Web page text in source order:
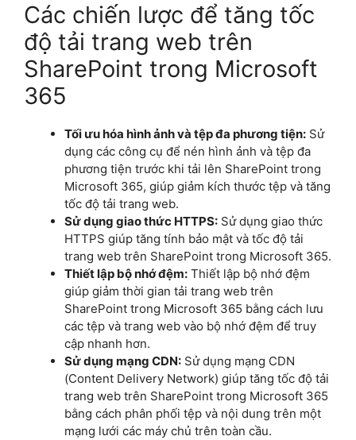
Các chiến lược để tăng tốc
độ tải trang web trên
SharePoint trong Microsoft
365
Tối ưu hóa hình ảnh và tệp đa phương tiện: Sử
dụng các công cụ để nén hình ảnh và tệp đa
phương tiện trước khi tải lên SharePoint trong
Microsoft 365, giúp giảm kích thước tệp và tăng
tốc độ tải trang web.
Sử dụng giao thức HTTPS: Sử dụng giao thức
HTTPS giúp tăng tính bảo mật và tốc độ tải
trang web trên SharePoint trong Microsoft 365.
Thiết lập bộ nhớ đệm: Thiết lập bộ nhớ đệm
giúp giảm thời gian tải trang web trên
SharePoint trong Microsoft 365 bằng cách lưu
các tệp và trang web vào bộ nhớ đệm để truy
cập nhanh hơn.
Sử dụng mạng CDN: Sử dụng mạng CDN
(Content Delivery Network) giúp tăng tốc độ tải
trang web trên SharePoint trong Microsoft 365
bằng cách phân phối tệp và nội dung trên một
mạng lưới các máy chủ trên toàn cầu.